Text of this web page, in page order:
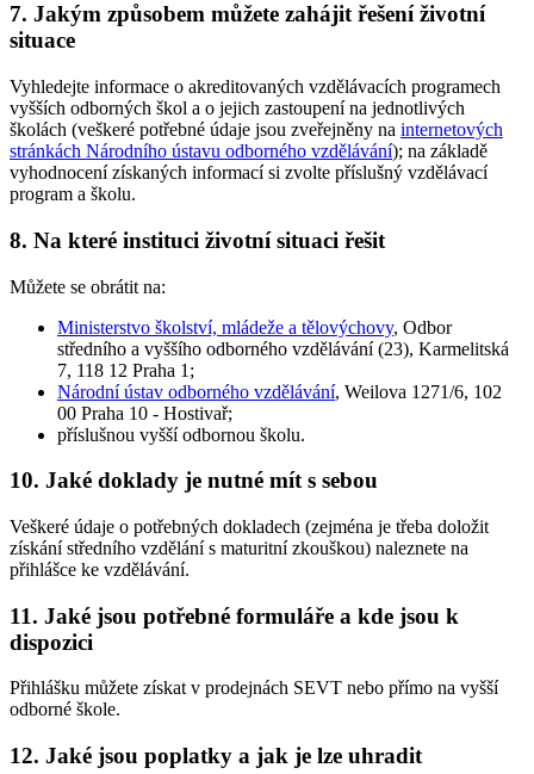
7. Jakým způsobem můžete zahájit řešení životní
situace
Vyhledejte informace o akreditovaných vzdělávacích programech
vyšších odborných škol a o jejich zastoupení na jednotlivých
školách (veškeré potřebné údaje jsou zveřejněny na internetových
stránkách Národního ústavu odborného vzdělávání); na základě
vyhodnocení získaných informací si zvolte příslušný vzdělávací
program a školu.
8. Na které instituci životní situaci řešit
Můžete se obrátit na:
Ministerstvo školství, mládeže a tělovýchovy, Odbor
středního a vyššího odborného vzdělávání (23), Karmelitská
7, 118 12 Praha 1;
Národní ústav odborného vzdělávání, Weilova 1271/6, 102
00 Praha 10 - Hostivař;
příslušnou vyšší odbornou školu.
10. Jaké doklady je nutné mít s sebou
Veškeré údaje o potřebných dokladech (zejména je třeba doložit
získání středního vzdělání s maturitní zkouškou) naleznete na
přihlášce ke vzdělávání.
11. Jaké jsou potřebné formuláře a kde jsou k
dispozici
Přihlášku můžete získat v prodejnách SEVT nebo přímo na vyšší
odborné škole.
12. Jaké jsou poplatky a jak je lze uhradit